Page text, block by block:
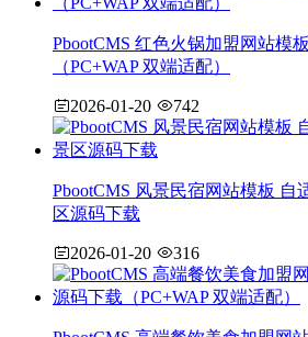
PbootCMS 红色火锅加盟网站模
（PC+WAP 双端适配）
2026-01-20 742
PbootCMS 风景民宿网站模板 自
区源码下载
2026-01-20 316